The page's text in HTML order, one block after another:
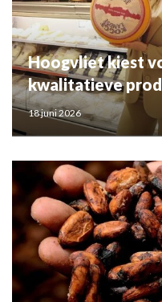
Hoogvliet kiest
kwalitatieve
18 juni 2026